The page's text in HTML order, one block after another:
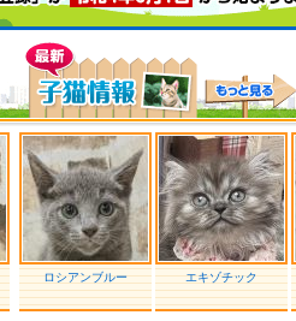
ロシアンブルー エキゾチック